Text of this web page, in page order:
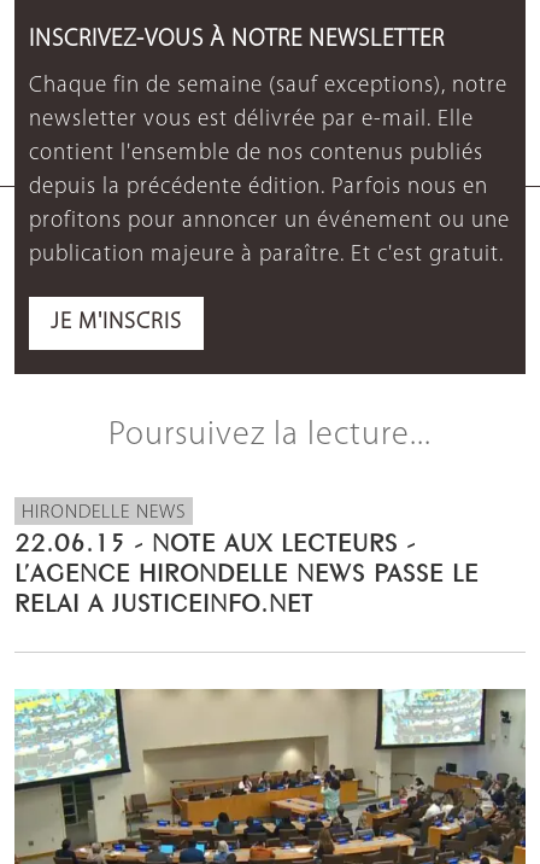
INSCRIVEZ-VOUS À NOTRE NEWSLETTER
Chaque fin de semaine (sauf exceptions), notre
newsletter vous est délivrée par e-mail. Elle
contient l'ensemble de nos contenus publiés
depuis la précédente édition. Parfois nous en
profitons pour annoncer un événement ou une
publication majeure à paraître. Et c'est gratuit.
JE M'INSCRIS
Poursuivez la lecture...
HIRONDELLE NEWS
22.06.15 - NOTE AUX LECTEURS -
L’AGENCE HIRONDELLE NEWS PASSE LE
RELAI A JUSTICEINFO.NET